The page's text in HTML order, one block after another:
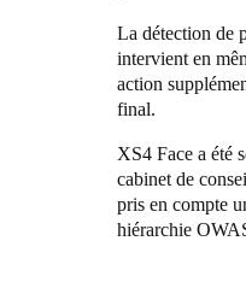
La détection de
intervient en
action
final.
XS4 Face a été
cabinet de
pris en compte
hiérarchie